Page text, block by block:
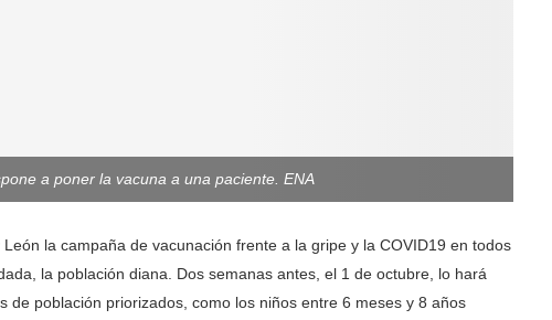
a poner la vacuna a una paciente. ENA
la campaña de vacunación frente a la gripe y la COVID19 en todos
la población diana. Dos semanas antes, el 1 de octubre, lo hará
de población priorizados, como los niños entre 6 meses y 8 años